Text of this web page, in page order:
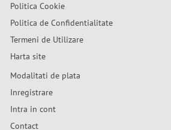
Politica Cookie
Politica de Confidentialitate
Termeni de Utilizare
Harta site
Modalitati de plata
Inregistrare
Intra in cont
Contact